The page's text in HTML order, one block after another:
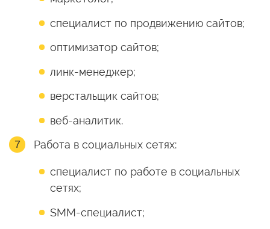
специалист по продвижению сайтов;
оптимизатор сайтов;
линк-менеджер;
верстальщик сайтов;
веб-аналитик.
Работа в социальных сетях:
специалист по работе в социальных
сетях;
SMM-специалист;